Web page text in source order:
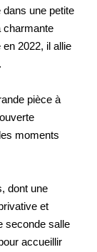
dans une petite
charmante
2022, il allie
pièce à
moments
dont une
et
seconde salle
accueillir